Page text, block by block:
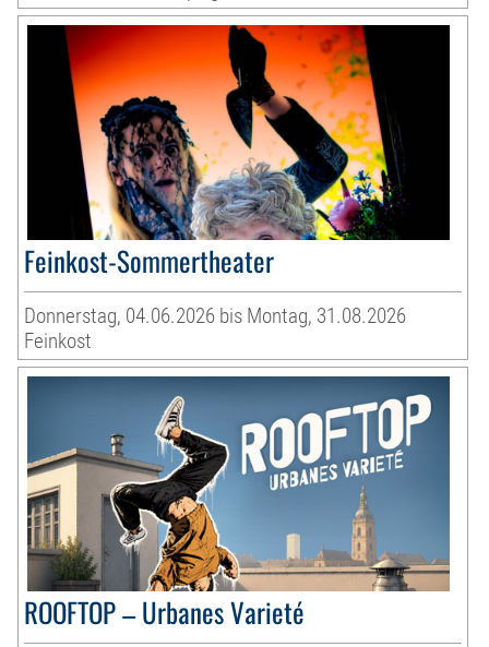
Feinkost-Sommertheater
Donnerstag, 04.06.2026 bis Montag, 31.08.2026
Feinkost
ROOFTOP – Urbanes Varieté